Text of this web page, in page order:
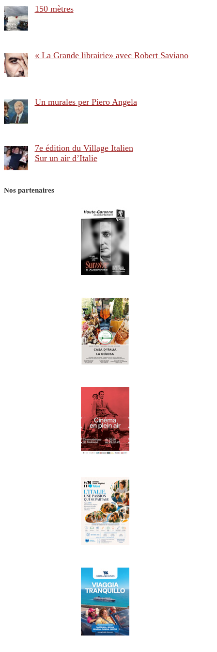
150 mètres
« La Grande librairie» avec Robert Saviano
Un murales per Piero Angela
7e édition du Village Italien
Sur un air d’Italie
Nos partenaires